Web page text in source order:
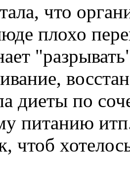
что
плохо
диеты по
питанию
чтоб